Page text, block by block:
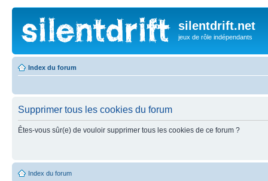
silentdrift.net
jeux de rôle indépendants
Index du forum
Supprimer tous les cookies du forum
Êtes-vous sûr(e) de vouloir supprimer tous les cookies de ce forum ?
Index du forum